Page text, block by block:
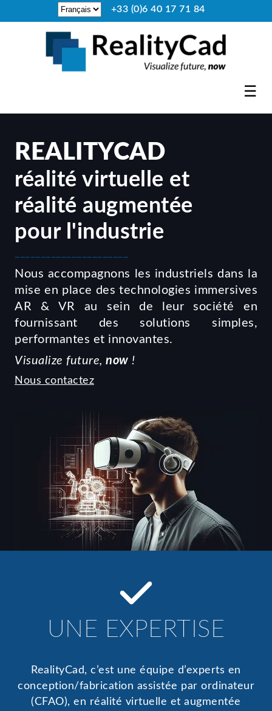
+33 (0)6 40 17 71 84
☰
REALITYCAD
réalité virtuelle et
réalité augmentée
pour l'industrie
Nous accompagnons les industriels dans la
mise en place des technologies immersives
AR & VR au sein de leur société en
fournissant des solutions simples,
performantes et innovantes.
Visualize future, now !
Nous contactez
UNE EXPERTISE
RealityCad, c’est une équipe d’experts en
conception/fabrication assistée par ordinateur
(CFAO), en réalité virtuelle et augmentée